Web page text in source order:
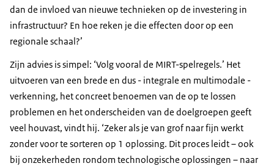
dan de invloed van nieuwe technieken op de investering in
infrastructuur? En hoe reken je die effecten door op een
regionale schaal?’
Zijn advies is simpel: ‘Volg vooral de MIRT-spelregels.’ Het
uitvoeren van een brede en dus - integrale en multimodale -
verkenning, het concreet benoemen van de op te lossen
problemen en het onderscheiden van de doelgroepen geeft
veel houvast, vindt hij. ‘Zeker als je van grof naar fijn werkt
zonder voor te sorteren op 1 oplossing. Dit proces leidt – ook
bij onzekerheden rondom technologische oplossingen – naar